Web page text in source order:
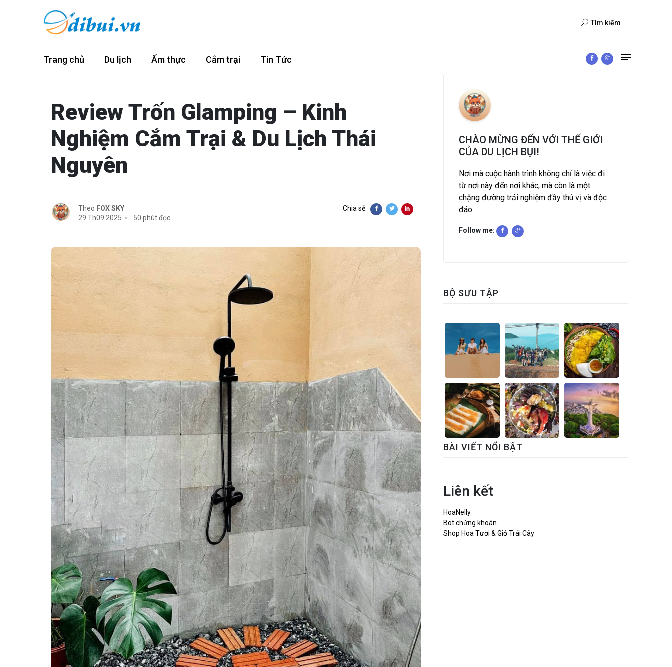
Tìm kiếm
Trang chủ Du lịch Ẩm thực Cắm trại Tin Tức
Review Trốn Glamping – Kinh
Nghiệm Cắm Trại & Du Lịch Thái
Nguyên
Theo FOX SKY
29 Th09 2025
50 phút đọc
Chia sẻ:
CHÀO MỪNG ĐẾN VỚI THẾ GIỚI
CỦA DU LỊCH BỤI!
Nơi mà cuộc hành trình không chỉ là việc đi
từ nơi này đến nơi khác, mà còn là một
chặng đường trải nghiệm đầy thú vị và độc
đáo
Follow me:
BỘ SƯU TẬP
BÀI VIẾT NỔI BẬT
Liên kết
HoaNelly
Bot chứng khoán
Shop Hoa Tươi & Giỏ Trái Cây